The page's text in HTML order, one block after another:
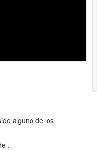
alguno de los
.